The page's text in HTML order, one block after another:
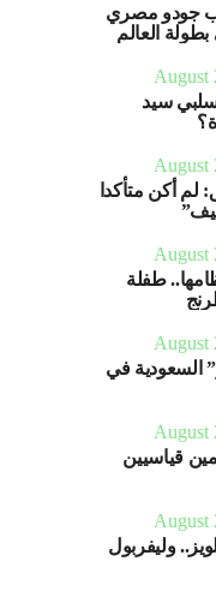
جودو مصري
العالم
August
سيد
August
أكن متأكدا
August
طفلة
August
السعودية في
August
قياسيين
August
وليفربول